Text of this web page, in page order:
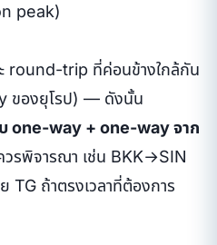
peak)
round-trip ที่ค่อนข้างใกล้กัน
ของยุโรป) — ดังนั้น
one-way + one-way จาก
วรพิจารณา เช่น BKK→SIN
ถ้าตรงเวลาที่ต้องการ